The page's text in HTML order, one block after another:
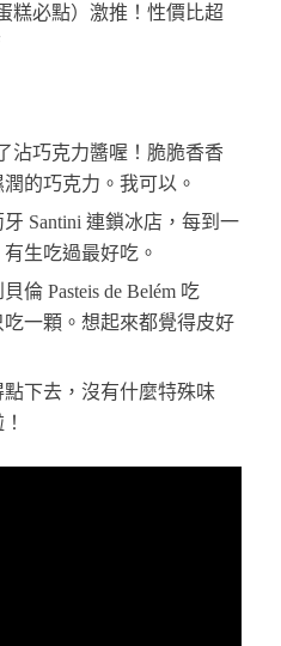
糕必點）激推！性價比超
沾巧克力醬喔！脆脆香香
的巧克力。我可以。
Santini 連鎖冰店，每到一
生吃過最好吃。
倫 Pasteis de Belém 吃
一顆。想起來都覺得皮好
點下去，沒有什麼特殊味